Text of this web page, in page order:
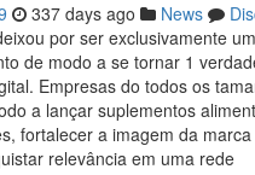
337 days ago News
por ser exclusivamente
de modo a se tornar 1
Empresas do todos os
a lançar suplementos
fortalecer a imagem da
relevância em uma rede